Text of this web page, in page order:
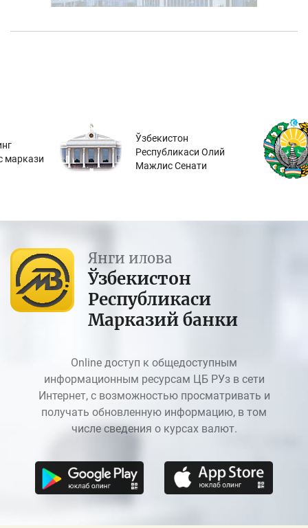
маркази
Ўзбекистон
Республикаси Олий
Мажлис Сенати
Янги илова
Ўзбекистон
Республикаси
Марказий банки
Online доступ к общедоступным
информационным ресурсам ЦБ РУз в сети
Интернет, с возможностью просматривать и
получать обновленную информацию, в том
числе сведения о курсах валют.